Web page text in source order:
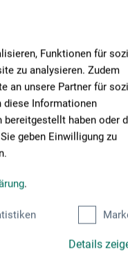
Funktionen für
zu analysieren. Zudem
an unsere Partner für
diese Informationen
bereitgestellt haben oder
geben Einwilligung zu
.
Details